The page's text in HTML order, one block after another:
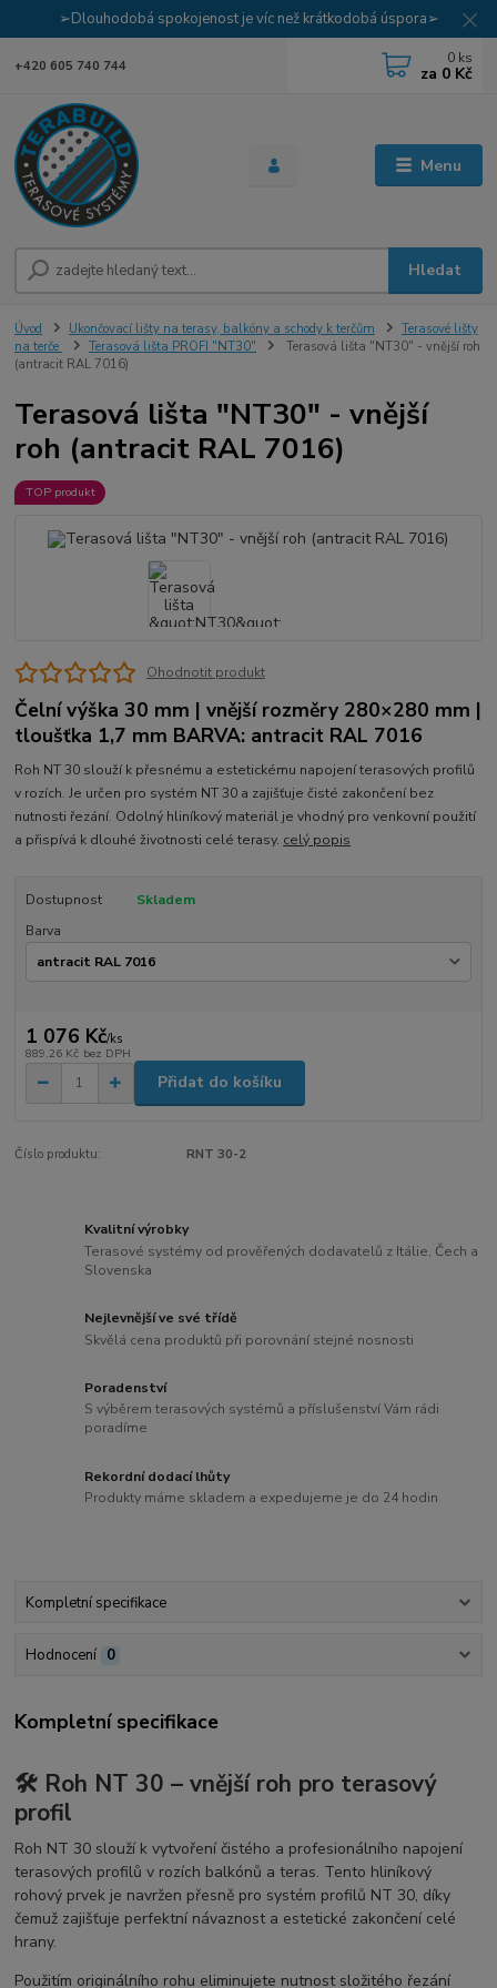
➢Dlouhodobá spokojenost je víc než krátkodobá úspora➢
Menu
Hledat
+420 605 740 744 0 ks
za 0 Kč
Úvod Ukončovací lišty na terasy, balkóny a schody k terčům
Terasové lišty
na terče
Terasová lišta PROFI "NT30"
Terasová lišta "NT30" - vnější roh
(antracit RAL 7016)
Terasová lišta "NT30" - vnější
roh (antracit RAL 7016)
TOP produkt
Ohodnotit produkt
Čelní výška 30 mm | vnější rozměry 280×280 mm |
tloušťka 1,7 mm BARVA: antracit RAL 7016
Roh NT 30 slouží k přesnému a estetickému napojení terasových profilů
v rozích. Je určen pro systém NT 30 a zajišťuje čisté zakončení bez
nutnosti řezání. Odolný hliníkový materiál je vhodný pro venkovní použití
a přispívá k dlouhé životnosti celé terasy. celý popis
Dostupnost
Skladem
Barva
1 076 Kč/ks
889,26 Kč bez DPH
Přidat do košíku
Číslo produktu: RNT 30-2
Kvalitní výrobky
Terasové systémy od prověřených dodavatelů z Itálie, Čech a
Slovenska
Nejlevnější ve své třídě
Skvělá cena produktů při porovnání stejné nosnosti
Poradenství
S výběrem terasových systémů a příslušenství Vám rádi
poradíme
Rekordní dodací lhůty
Produkty máme skladem a expedujeme je do 24 hodin
Kompletní specifikace
Hodnocení 0
Kompletní specifikace
🛠️ Roh NT 30 – vnější roh pro terasový
profil
Roh NT 30 slouží k vytvoření čistého a profesionálního napojení
terasových profilů v rozích balkónů a teras. Tento hliníkový
rohový prvek je navržen přesně pro systém profilů NT 30, díky
čemuž zajišťuje perfektní návaznost a estetické zakončení celé
hrany.
Použitím originálního rohu eliminujete nutnost složitého řezání